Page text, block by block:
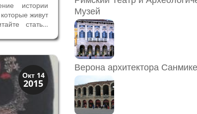
истории
живут
статью
территорий, с
Окт 14
2015
Музей
Верона архитектора